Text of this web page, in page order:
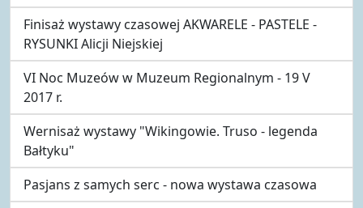
Finisaż wystawy czasowej AKWARELE - PASTELE -
RYSUNKI Alicji Niejskiej
VI Noc Muzeów w Muzeum Regionalnym - 19 V
2017 r.
Wernisaż wystawy "Wikingowie. Truso - legenda
Bałtyku"
Pasjans z samych serc - nowa wystawa czasowa